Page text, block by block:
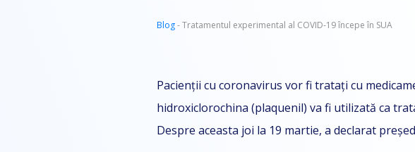
Blog- Tratamentul experimental al COVID-19 începe în SUA
Pacienții cu coronavirus vor fi tratați cu
hidroxiclorochina (plaquenil) va fi utilizată ca
Despre aceasta joi la 19 martie, a declarat